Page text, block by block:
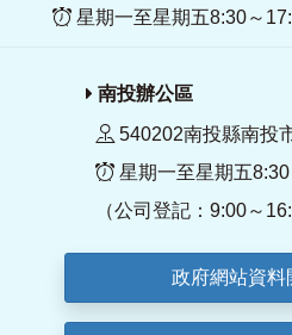
星期一至星期五8:30～
南投辦公區
540202南投縣南投
星期一至星期五
（公司登記：9:00～
政府網站資料